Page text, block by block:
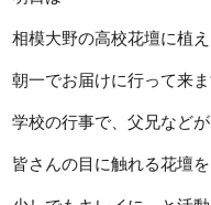
相模大野の高校花壇に植
朝一でお届けに行って来ま
学校の行事で、父兄など
皆さんの目に触れる花壇を